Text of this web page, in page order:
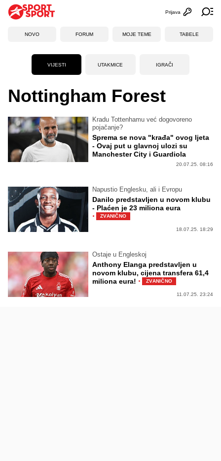
Otvori
Prijava
NOVO FORUM MOJE TEME TABELE
VIJESTI UTAKMICE IGRAČI
Nottingham Forest
Kradu Tottenhamu već dogovoreno
pojačanje?
Sprema se nova "krađa" ovog ljeta
- Ovaj put u glavnoj ulozi su
Manchester City i Guardiola
20.07.25. 08:16
Napustio Englesku, ali i Evropu
Danilo predstavljen u novom klubu
- Plaćen je 23 miliona eura
· ZVANIČNO
18.07.25. 18:29
Ostaje u Engleskoj
Anthony Elanga predstavljen u
novom klubu, cijena transfera 61,4
miliona eura! · ZVANIČNO
11.07.25. 23:24